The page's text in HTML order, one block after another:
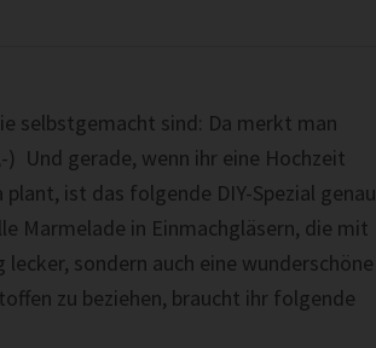
selb­st­gemacht sind: Da merkt man
Und ger­ade, wenn ihr eine Hochzeit
ist das fol­gende DIY-Spezial genau
Marme­lade in Ein­machgläsern, die mit
son­dern auch eine wun­der­schöne
zu beziehen, braucht ihr fol­gende